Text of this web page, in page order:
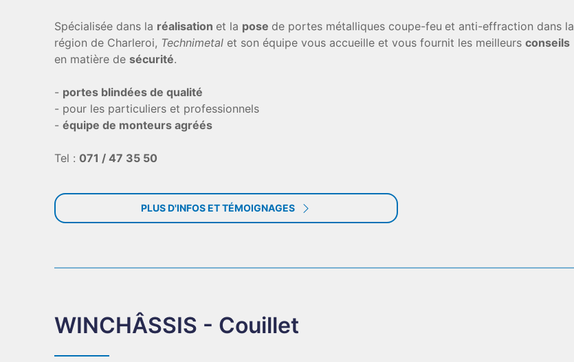
Spécialisée dans la réalisation et la pose de portes métalliques coupe-feu et anti-effraction dans la
région de Charleroi, Technimetal et son équipe vous accueille et vous fournit les meilleursconseils
en matière desécurité.
- portes blindées de qualité
- pour les particuliers et professionnels
-équipe de monteurs agréés
Tel : 071 / 47 35 50
PLUS D'INFOS ET TÉMOIGNAGES
WINCHÂSSIS - Couillet